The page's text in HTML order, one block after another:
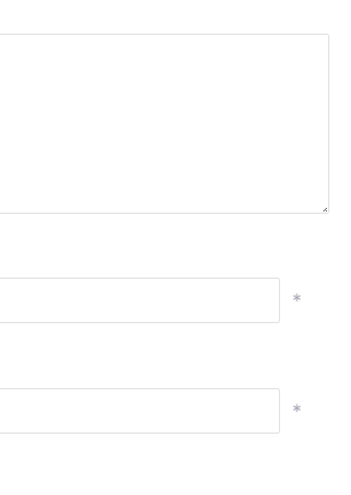
*
*